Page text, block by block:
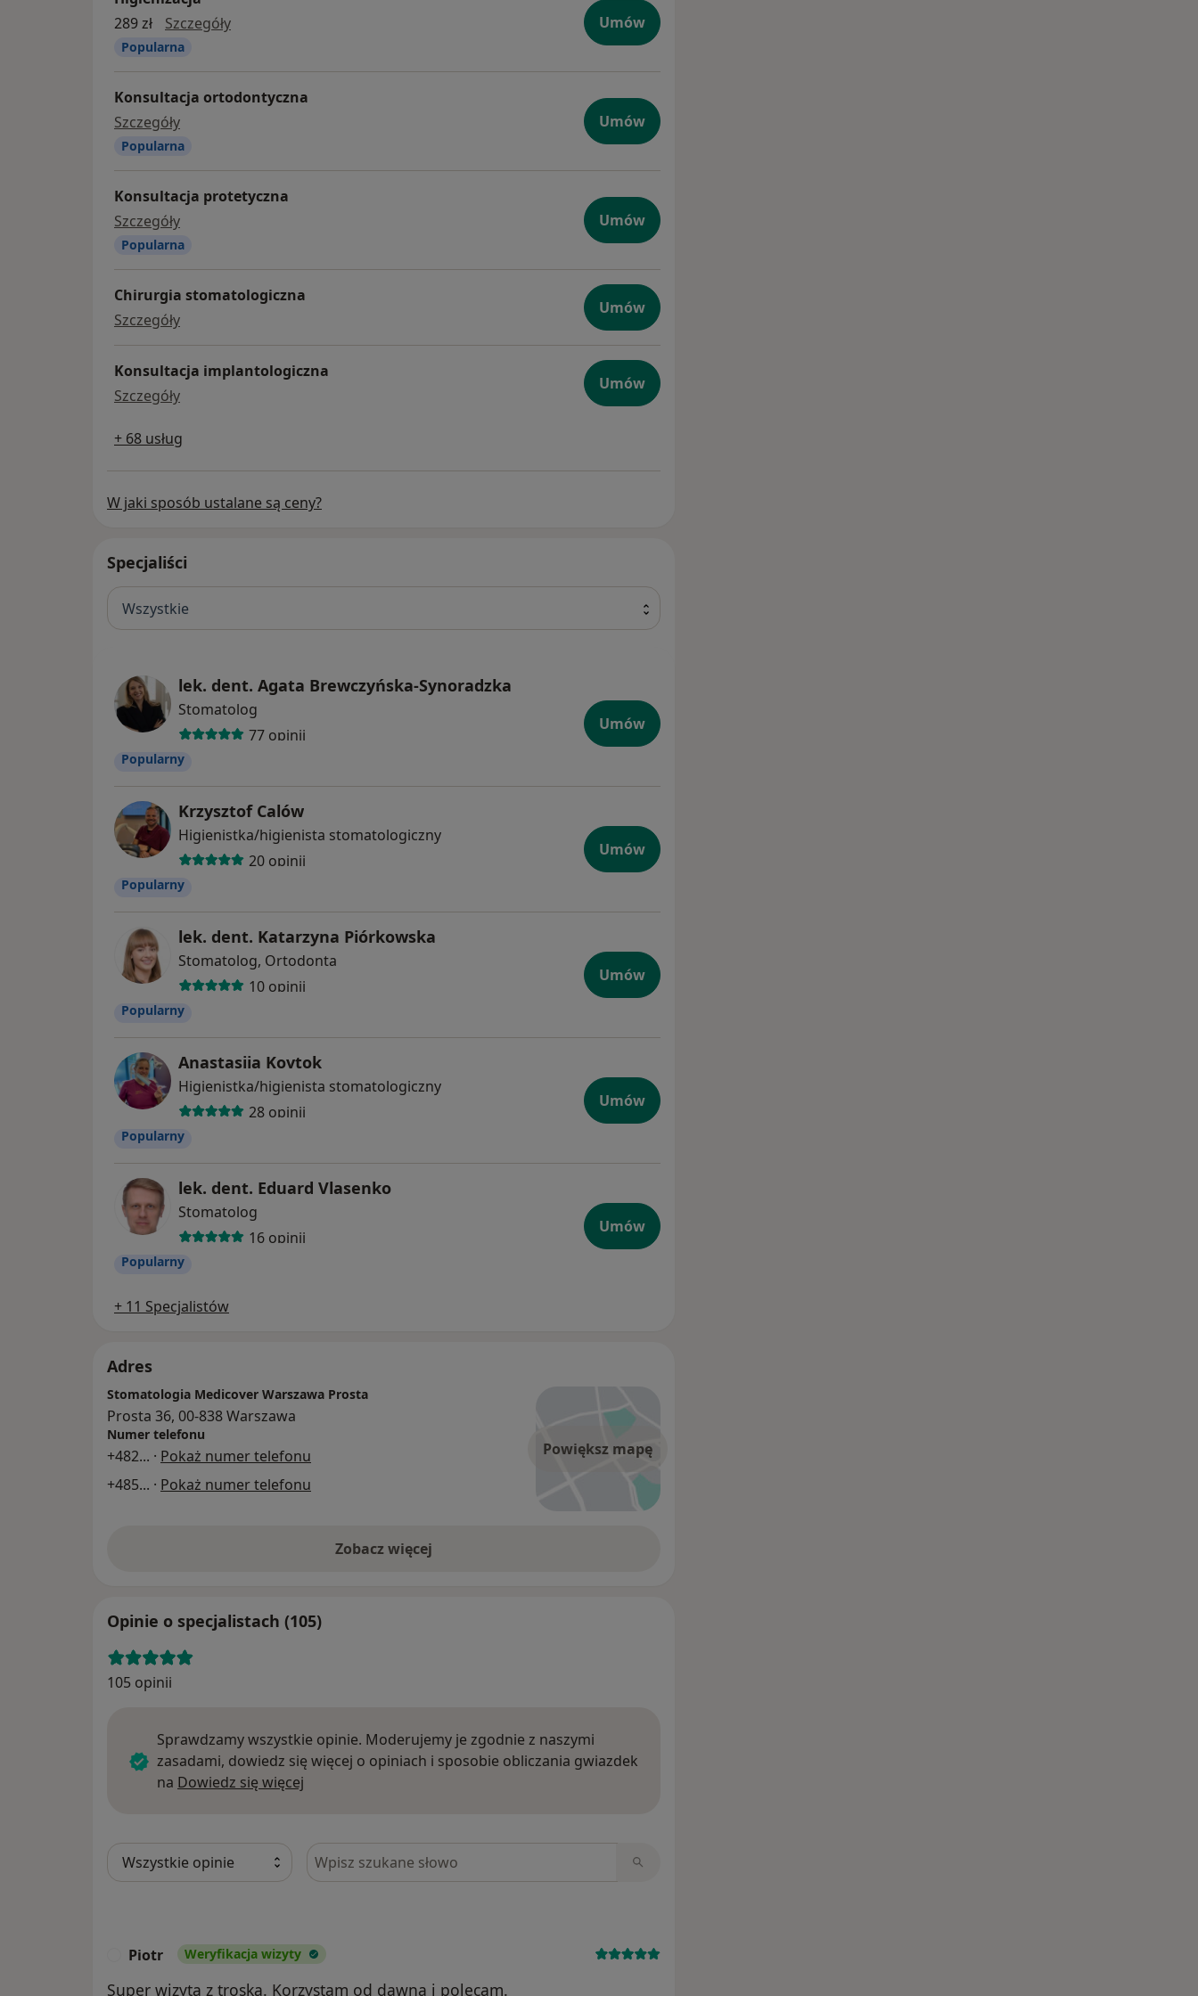
289 zł
Szczegółyhigienizacja
Popularna
Umów
Konsultacja ortodontyczna
Szczegółykonsultacja ortodontyczna
Popularna
Umów
Konsultacja protetyczna
Szczegółykonsultacja protetyczna
Popularna
Umów
Chirurgia stomatologiczna
Szczegółychirurgia stomatologiczna
Umów
Konsultacja implantologiczna
Szczegółykonsultacja implantologiczna
Umów
+ 68 usług
W jaki sposób ustalane są ceny?
Specjaliści
Wszystkie
lek. dent. Agata Brewczyńska-Synoradzka
Stomatolog
77 opinii
Popularny
Umów
Krzysztof Calów
Higienistka/higienista stomatologiczny
20 opinii
Popularny
Umów
lek. dent. Katarzyna Piórkowska
Stomatolog, Ortodonta
10 opinii
Popularny
Umów
Anastasiia Kovtok
Higienistka/higienista stomatologiczny
28 opinii
Popularny
Umów
lek. dent. Eduard Vlasenko
Stomatolog
16 opinii
Popularny
Umów
+ 11 Specjalistów
Adres
Powiększ mapę
Stomatologia Medicover Warszawa Prosta
Prosta 36, 00-838 Warszawa
Numer telefonu
+482... · Pokaż numer telefonu
+485... · Pokaż numer telefonu
Zobacz więcej
Opinie o specjalistach (105)
105 opinii
Sprawdzamy wszystkie opinie. Moderujemy je zgodnie z naszymi
zasadami, dowiedz się więcej o opiniach i sposobie obliczania gwiazdek
na Dowiedz się więcej
Szukaj w opiniach
Piotr Weryfikacja wizyty
Super wizyta z troska. Korzystam od dawna i polecam.